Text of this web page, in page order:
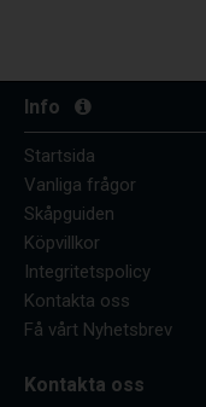
Info
Startsida
Vanliga frågor
Skåpguiden
Köpvillkor
Integritetspolicy
Kontakta oss
Få vårt Nyhetsbrev
Kontakta oss